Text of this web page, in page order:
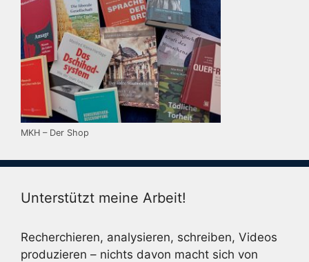
MKH – Der Shop
Unterstützt meine Arbeit!
Recherchieren, analysieren, schreiben, Videos
produzieren – nichts davon macht sich von